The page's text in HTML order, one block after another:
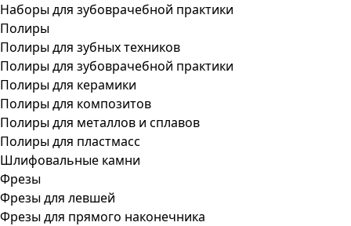
Наборы для зубоврачебной практики
Полиры
Полиры для зубных техников
Полиры для зубоврачебной практики
Полиры для керамики
Полиры для композитов
Полиры для металлов и сплавов
Полиры для пластмасс
Шлифовальные камни
Фрезы
Фрезы для левшей
Фрезы для прямого наконечника